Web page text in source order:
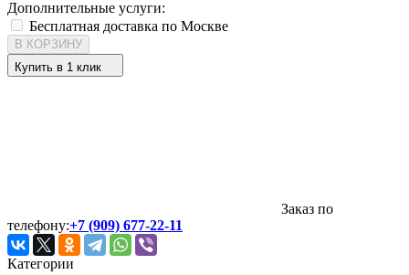
Дополнительные услуги:
Бесплатная доставка по Москве
В КОРЗИНУ
Купить в 1 клик
Заказ по
телефону:+7 (909) 677-22-11
Категории